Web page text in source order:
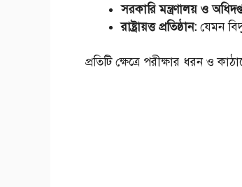
সরকারি মন্ত্রণালয় ও
রাষ্ট্রায়ত্ত প্রতিষ্ঠান: যেমন
প্রতিটি ক্ষেত্রে পরীক্ষার ধরন ও